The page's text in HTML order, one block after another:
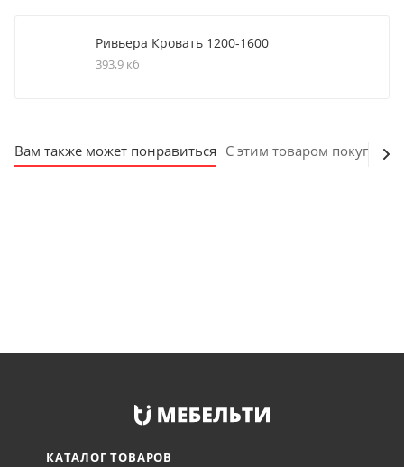
Ривьера Кровать 1200-1600
393,9 кб
Вам также может понравиться С этим товаром покупают
КАТАЛОГ ТОВАРОВ